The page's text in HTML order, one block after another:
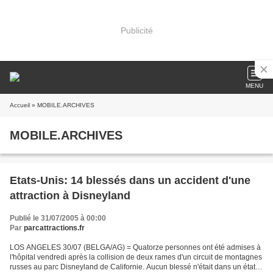
Publicité
MENU
Accueil » MOBILE.ARCHIVES
MOBILE.ARCHIVES
Etats-Unis: 14 blessés dans un accident d'une
attraction à Disneyland
Publié le 31/07/2005 à 00:00
Par parcattractions.fr
LOS ANGELES 30/07 (BELGA/AG) = Quatorze personnes ont été admises à
l'hôpital vendredi après la collision de deux rames d'un circuit de montagnes
russes au parc Disneyland de Californie. Aucun blessé n'était dans un état